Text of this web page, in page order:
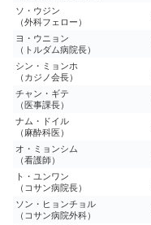
ソ・ウジン
（外科フェロー）
ヨ・ウニョン
（トルダム病院長）
シン・ミョンホ
（カジノ会長）
チャン・ギテ
（医事課長）
ナム・ドイル
（麻酔科医）
オ・ミョンシム
（看護師）
ト・ユンワン
（コサン病院長）
ソン・ヒョンチョル
（コサン病院外科）